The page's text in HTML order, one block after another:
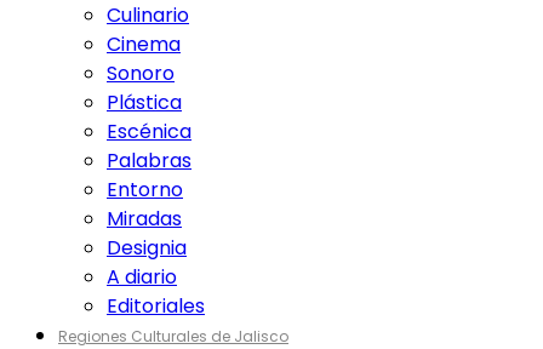
Culinario
Cinema
Sonoro
Plástica
Escénica
Palabras
Entorno
Miradas
Designia
A diario
Editoriales
Regiones Culturales de Jalisco